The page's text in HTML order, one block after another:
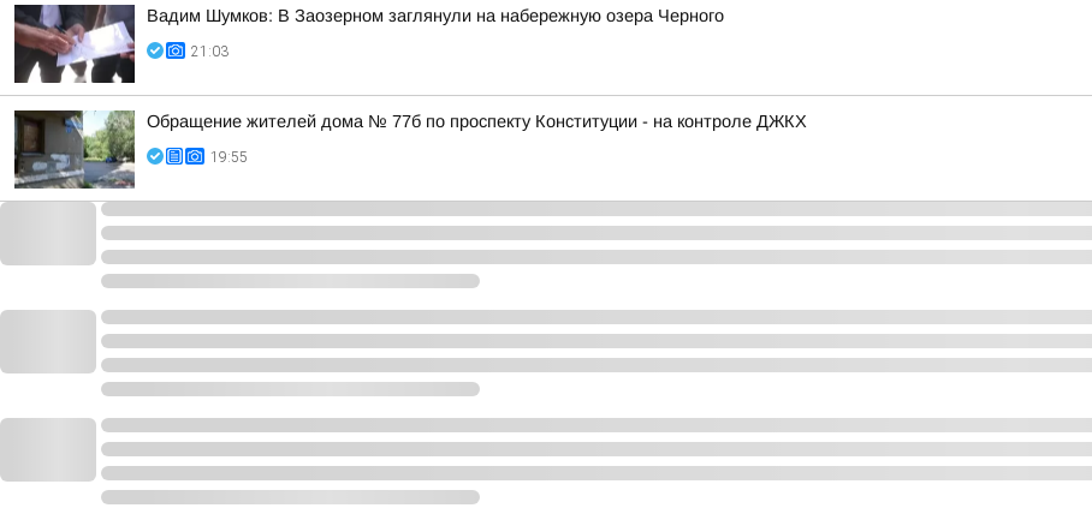
Вадим Шумков: В Заозерном заглянули на набережную озера Черного
21:03
Обращение жителей дома № 77б по проспекту Конституции - на контроле ДЖКХ
19:55